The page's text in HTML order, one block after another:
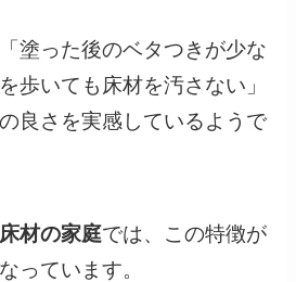
塗った後のベタつきが少な
歩いても床材を汚さない」
良さを実感しているようで
材の家庭では、この特徴が
っています。